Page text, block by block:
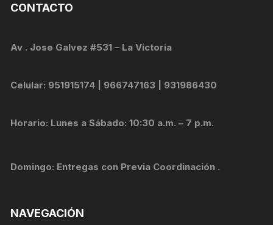
CONTACTO
Av . Jose Galvez #531 – La Victoria
Celular: 951915174 | 966747163 | 931986430
Horario: Lunes a Sábado: 10:30 a.m. – 7 p.m.
Domingo: Entregas con Previa Coordinación .
NAVEGACIÓN